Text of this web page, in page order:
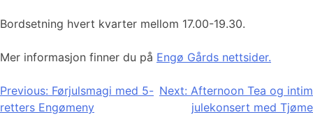
Bordsetning hvert kvarter mellom 17.00-19.30.
Mer informasjon finner du på Engø Gårds nettsider.
Innleggsnavigasjon
Previous: Førjulsmagi med 5-
retters Engømeny
Next: Afternoon Tea og intim
julekonsert med Tjøme